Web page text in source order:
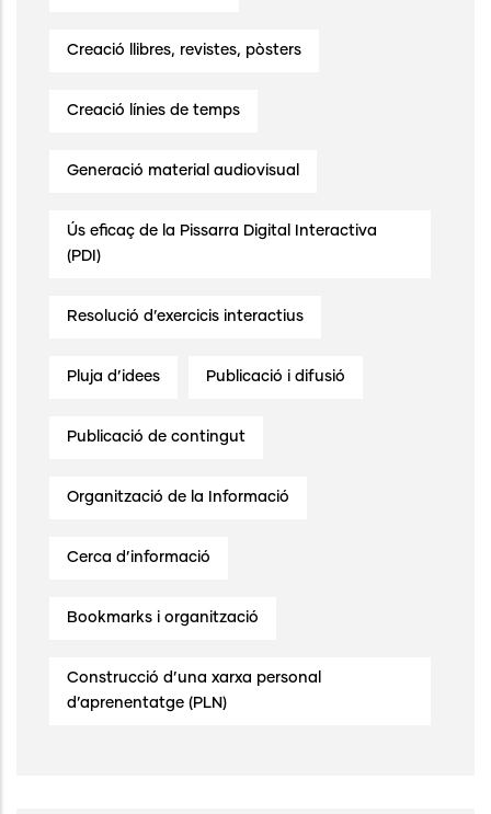
Creació llibres, revistes, pòsters
Creació línies de temps
Generació material audiovisual
Ús eficaç de la Pissarra Digital Interactiva
(PDI)
Resolució d’exercicis interactius
Pluja d’idees Publicació i difusió
Publicació de contingut
Organització de la Informació
Cerca d’informació
Bookmarks i organització
Construcció d’una xarxa personal
d’aprenentatge (PLN)